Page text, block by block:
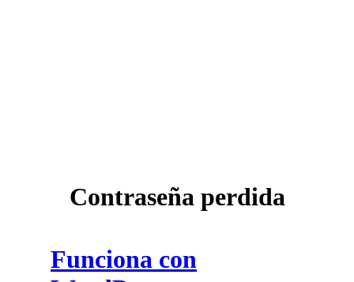
Contraseña perdida
Funciona con